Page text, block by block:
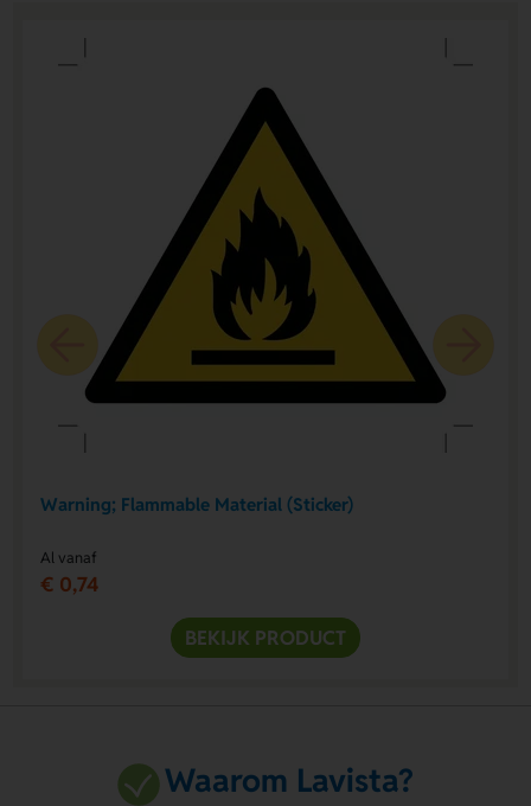
Warning; Flammable Material (Sticker)
Al vanaf
€ 0,74
BEKIJK PRODUCT
Waarom Lavista?